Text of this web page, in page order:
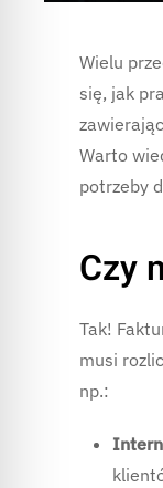
Wielu
się, jak
Warto
potrzeby
Czy
Tak!
musi
np.: